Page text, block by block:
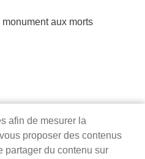
aux morts
afin de mesurer la
proposer des contenus
partager du contenu sur